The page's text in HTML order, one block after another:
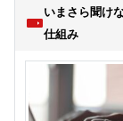
いまさら聞け
仕組み